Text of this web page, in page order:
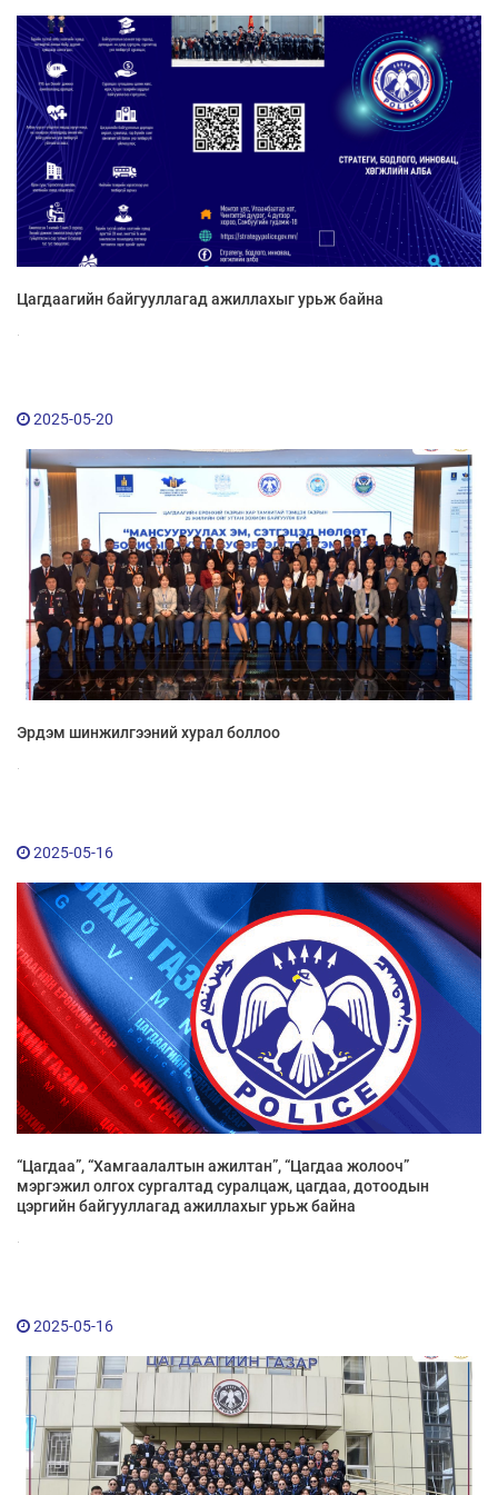
Цагдаагийн байгууллагад ажиллахыг урьж байна
2025-05-20
Эрдэм шинжилгээний хурал боллоо
2025-05-16
“Цагдаа”, “Хамгаалалтын ажилтан”, “Цагдаа жолооч”
мэргэжил олгох сургалтад суралцаж, цагдаа, дотоодын
цэргийн байгууллагад ажиллахыг урьж байна
2025-05-16